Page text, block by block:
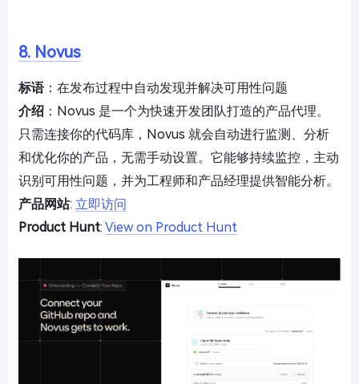
8. Novus
标语：在发布过程中自动发现并解决可用性问题
介绍 ：Novus 是一个为快速开发团队打造的产品代理。
只需连接你的代码库，Novus 就会自动进行监测、分析
和优化你的产品，无需手动设置。它能够持续监控，主动
识别可用性问题，并为工程师和产品经理提供智能分析。
产品网站: 立即访问
Product Hunt: View on Product Hunt